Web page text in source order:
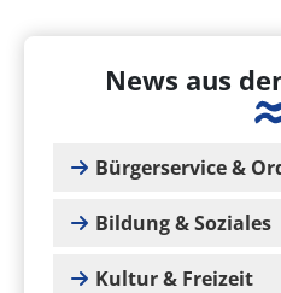
News aus
Bürgerservice &
Bildung & Soziales
Kultur & Freizeit